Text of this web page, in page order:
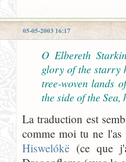
05-05-2003 16:17
O Elbereth
glory of the starry
tree-woven lands
the side of the
La traduction est
comme moi tu ne
Hiswelókë (ce que